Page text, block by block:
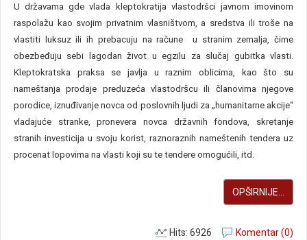
U državama gde vlada kleptokratija vlastodršci javnom imovinom
raspolažu kao svojim privatnim vlasništvom, a sredstva ili troše na
vlastiti luksuz ili ih prebacuju na račune u stranim zemalja, čime
obezbeđuju sebi lagodan život u egzilu za slučaj gubitka vlasti.
Kleptokratska praksa se javlja u raznim oblicima, kao što su
nameštanja prodaje preduzeća vlastodršcu ili članovima njegove
porodice, iznuđivanje novca od poslovnih ljudi za „humanitarne akcije“
vladajuće stranke, pronevera novca državnih fondova, skretanje
stranih investicija u svoju korist, raznoraznih nameštenih tendera uz
procenat lopovima na vlasti koji su te tendere omogućili, itd.
OPŠIRNIJE...
Komentar (0)
Hits: 6926